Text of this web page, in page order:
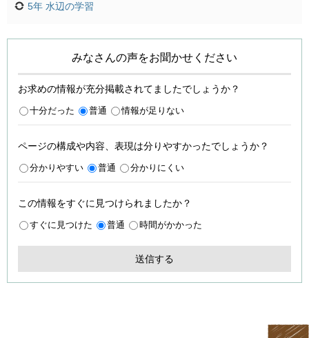
5年 水辺の学習
みなさんの声をお聞かせください
お求めの情報が充分掲載されてましたでしょうか？
十分だった 普通 情報が足りない
ページの構成や内容、表現は分りやすかったでしょうか？
分かりやすい 普通 分かりにくい
この情報をすぐに見つけられましたか？
すぐに見つけた 普通 時間がかかった